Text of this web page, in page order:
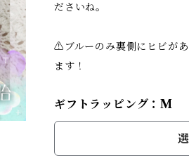
ださいね。
⚠︎ブルーのみ裏側にヒビが
ます！
ギフトラッピング：M